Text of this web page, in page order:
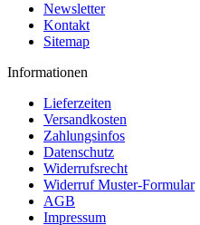
Newsletter
Kontakt
Sitemap
Informationen
Lieferzeiten
Versandkosten
Zahlungsinfos
Datenschutz
Widerrufsrecht
Widerruf Muster-Formular
AGB
Impressum